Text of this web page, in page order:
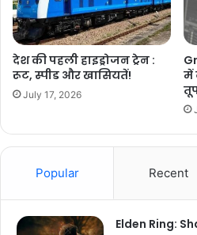
देश की पहली हाइड्रोजन ट्रेन :
रूट, स्पीड और खासियतें!
July 17, 2026
में
Popular Recent
Elden Ring: